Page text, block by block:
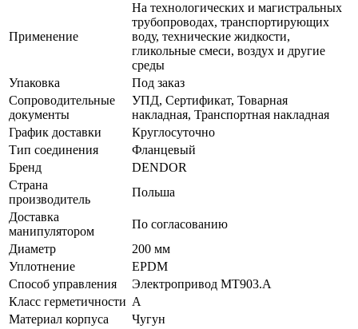
Применение
На технологических и магистральных
трубопроводах, транспортирующих
воду, технические жидкости,
гликольные смеси, воздух и другие
среды
Упаковка
Под заказ
Сопроводительные
документы
УПД, Сертификат, Товарная
накладная, Транспортная накладная
График доставки
Круглосуточно
Тип соединения
Фланцевый
Бренд
DENDOR
Страна
производитель
Польша
Доставка
манипулятором
По согласованию
Диаметр
200 мм
Уплотнение
EPDM
Способ управления
Электропривод МТ903.А
Класс герметичности A
Материал корпуса
Чугун